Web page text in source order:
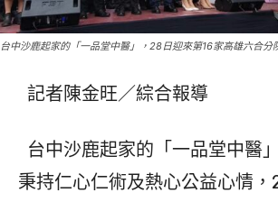
台中沙鹿起家的「一品堂中醫」，28日迎來第16家高雄六合分
記者陳金旺／綜合報導
台中沙鹿起家的「一品堂中醫
秉持仁心仁術及熱心公益心情，